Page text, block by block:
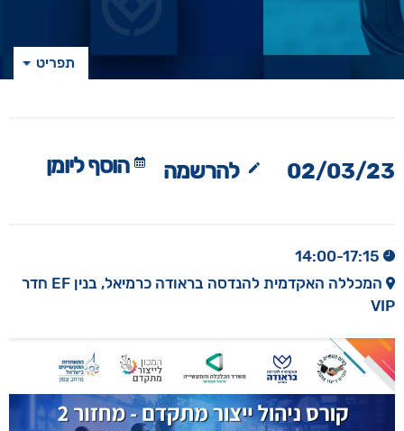
תפריט
02/03/23 להרשמה הוסף ליומן
14:00-17:15
המכללה האקדמית להנדסה בראודה כרמיאל, בנין EF חדר
VIP